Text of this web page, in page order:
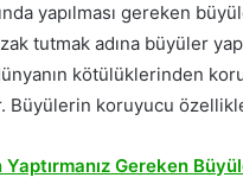
yapılması gereken
tutmak adına büyüler
kötülüklerinden
Büyülerin koruyucu
Gereken